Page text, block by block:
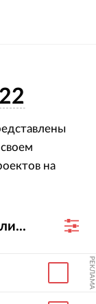
на
РЕКЛАМА